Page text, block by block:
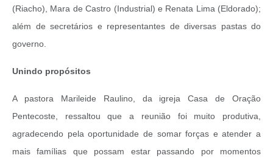
(Riacho), Mara de Castro (Industrial) e Renata Lima (Eldorado);
além de secretários e representantes de diversas pastas do
governo.
Unindo propósitos
A pastora Marileide Raulino, da igreja Casa de Oração
Pentecoste, ressaltou que a reunião foi muito produtiva,
agradecendo pela oportunidade de somar forças e atender a
mais famílias que possam estar passando por momentos